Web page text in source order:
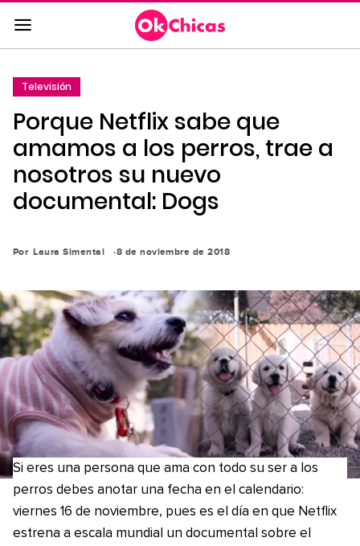
Saltar
al
contenido
a
la
navegación
principal
Televisión
Porque Netflix sabe que
amamos a los perros, trae a
nosotros su nuevo
documental: Dogs
Por Laura Simental 8 de noviembre de 2018
Si eres una persona que ama con todo su ser a los
perros debes anotar una fecha en el calendario:
viernes 16 de noviembre, pues es el día en que Netflix
estrena a escala mundial un documental sobre el